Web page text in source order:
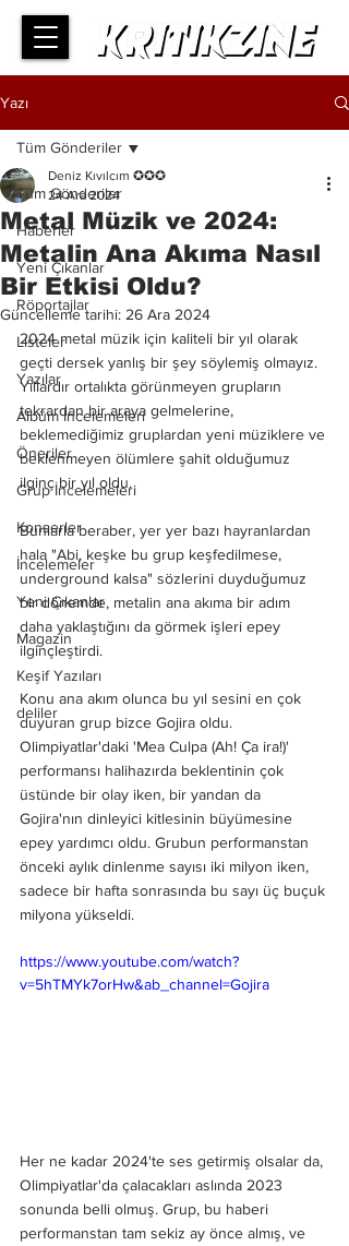
Yazı
Tüm Gönderiler
Haberler
Yeni Çıkanlar
Röportajlar
Listeler
Yazılar
Albüm İncelemeleri
Öneriler
Grup İncelemeleri
Konserler
İncelemeler
Yeni Çıkanlar
Magazin
Keşif Yazıları
deliler
Tüm Gönderiler
Metal Müzik ve 2024:
Metalin Ana Akıma Nasıl
Bir Etkisi Oldu?
Deniz Kıvılcım ✪✪✪
24 Ara 2024
Güncelleme tarihi: 26 Ara 2024
2024 metal müzik için kaliteli bir yıl olarak
geçti dersek yanlış bir şey söylemiş olmayız.
Yıllardır ortalıkta görünmeyen grupların
tekrardan bir araya gelmelerine,
beklemediğimiz gruplardan yeni müziklere ve
beklenmeyen ölümlere şahit olduğumuz
ilginç bir yıl oldu.
Bunlarla beraber, yer yer bazı hayranlardan
hala "Abi, keşke bu grup keşfedilmese,
underground kalsa" sözlerini duyduğumuz
bir dönemde, metalin ana akıma bir adım
daha yaklaştığını da görmek işleri epey
ilginçleştirdi.
Konu ana akım olunca bu yıl sesini en çok
duyuran grup bizce Gojira oldu.
Olimpiyatlar'daki 'Mea Culpa (Ah! Ça ira!)'
performansı halihazırda beklentinin çok
üstünde bir olay iken, bir yandan da
Gojira'nın dinleyici kitlesinin büyümesine
epey yardımcı oldu. Grubun performanstan
önceki aylık dinlenme sayısı iki milyon iken,
sadece bir hafta sonrasında bu sayı üç buçuk
milyona yükseldi.
https://www.youtube.com/watch?
v=5hTMYk7orHw&ab_channel=Gojira
Her ne kadar 2024'te ses getirmiş olsalar da,
Olimpiyatlar'da çalacakları aslında 2023
sonunda belli olmuş. Grup, bu haberi
performanstan tam sekiz ay önce almış, ve